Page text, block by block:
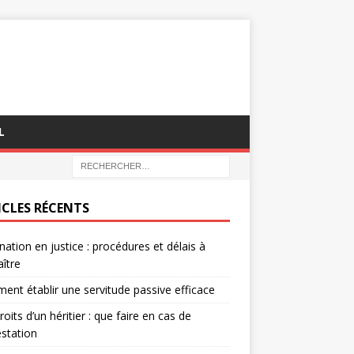
RÉCENTS
en justice : procédures et délais à
établir une servitude passive efficace
d’un héritier : que faire en cas de